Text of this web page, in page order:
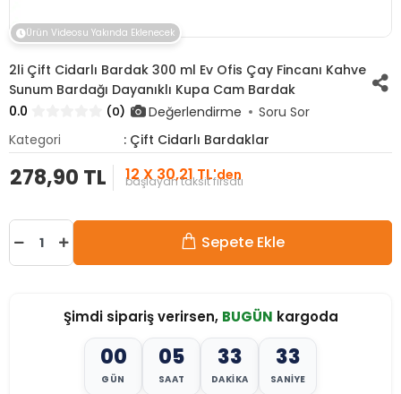
Ürün Videosu Yakında Eklenecek
2li Çift Cidarlı Bardak 300 ml Ev Ofis Çay Fincanı Kahve
Sunum Bardağı Dayanıklı Kupa Cam Bardak
0.0
(0) Değerlendirme
Soru Sor
Kategori
: Çift Cidarlı Bardaklar
278,90 TL 12 X 30,21 TL'den
başlayan taksit fırsatı
Sepete Ekle
Şimdi sipariş verirsen, BUGÜN kargoda
00
GÜN
05
SAAT
33
DAKIKA
32
SANIYE